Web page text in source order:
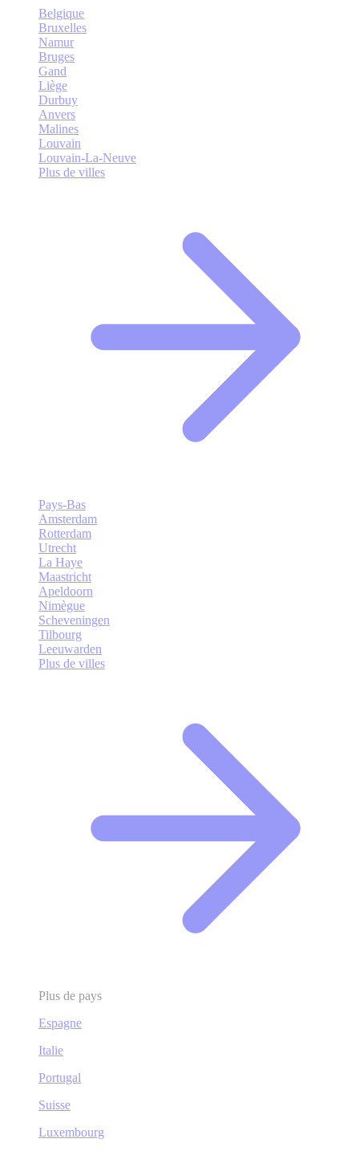
Belgique
Bruxelles
Namur
Bruges
Gand
Liège
Durbuy
Anvers
Malines
Louvain
Louvain-La-Neuve
Plus de villes
Pays-Bas
Amsterdam
Rotterdam
Utrecht
La Haye
Maastricht
Apeldoorn
Nimègue
Scheveningen
Tilbourg
Leeuwarden
Plus de villes
Plus de pays
Espagne
Italie
Portugal
Suisse
Luxembourg